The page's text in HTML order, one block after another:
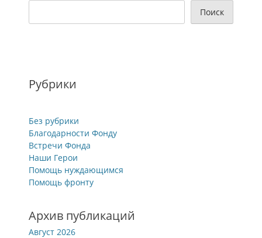
Поиск
Рубрики
Без рубрики
Благодарности Фонду
Встречи Фонда
Наши Герои
Помощь нуждающимся
Помощь фронту
Архив публикаций
Август 2026